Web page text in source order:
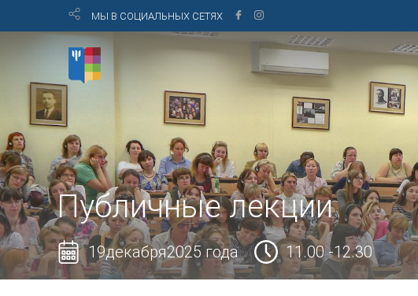
МЫ В СОЦИАЛЬНЫХ СЕТЯХ
Публичные лекции
19декабря2025 года 11.00 -12.30